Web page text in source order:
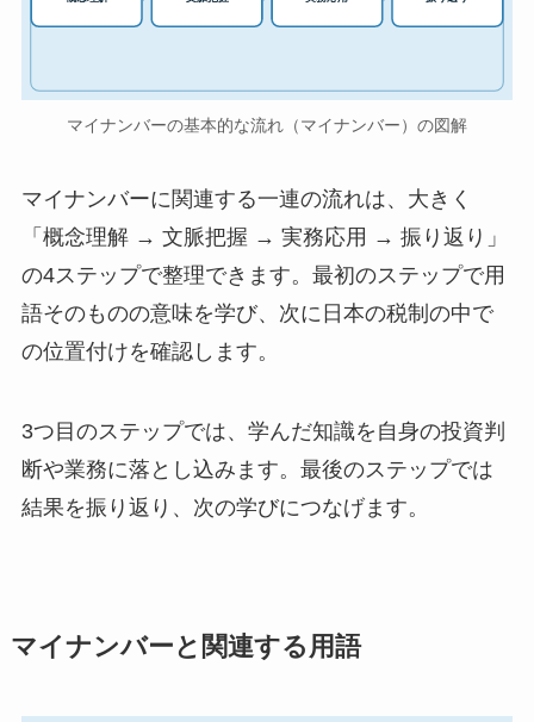
マイナンバーの基本的な流れ（マイナンバー）の図解
マイナンバーに関連する一連の流れは、大きく
「概念理解 → 文脈把握 → 実務応用 → 振り返り」
の4ステップで整理できます。最初のステップで用
語そのものの意味を学び、次に日本の税制の中で
の位置付けを確認します。
3つ目のステップでは、学んだ知識を自身の投資判
断や業務に落とし込みます。最後のステップでは
結果を振り返り、次の学びにつなげます。
マイナンバーと関連する用語